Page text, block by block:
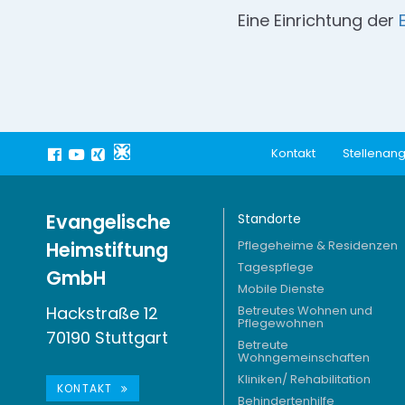
Eine Einrichtung der
Kontakt
Evangelische
Heimstiftung
GmbH
Hackstraße 12
70190 Stuttgart
KONTAKT
Standorte
Pflegeheime & Residenzen
Tagespflege
Mobile Dienste
Betreutes Wohnen und
Pflegewohnen
Betreute
Wohngemeinschaften
Kliniken/ Rehabilitation
Behindertenhilfe